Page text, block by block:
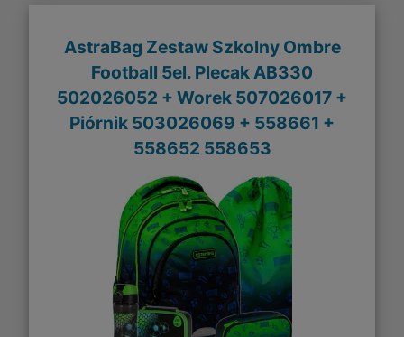
AstraBag Zestaw Szkolny Ombre
Football 5el. Plecak AB330
502026052 + Worek 507026017 +
Piórnik 503026069 + 558661 +
558652 558653